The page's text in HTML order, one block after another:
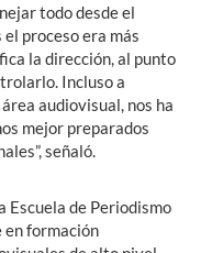
todo desde el
proceso era más
la dirección, al punto
Incluso a
audiovisual, nos ha
mejor preparados
señaló.
Escuela de Periodismo
en formación